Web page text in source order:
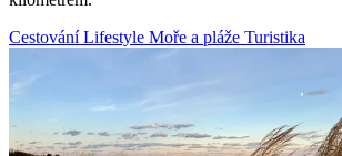
CestováníLifestyle Moře a pláže Turistika